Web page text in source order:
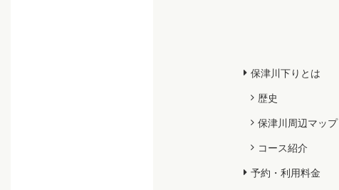
保津川下りとは
歴史
保津川周辺マップ
コース紹介
予約・利用料金